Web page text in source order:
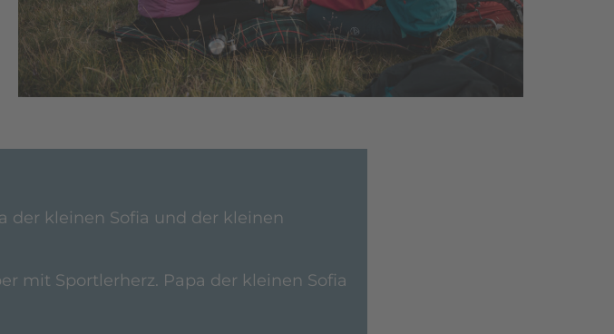
der kleinen Sofia und der kleinen
mit Sportlerherz. Papa der kleinen Sofia